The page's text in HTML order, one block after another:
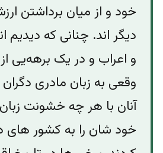
خود و از میان برداشتن
دیگر اند. چنانی که دیدیم
و اعراب و در یک برهه‌یی
وقعی به زبان مادری
آنان با هر چه خشونت
خود شان را به کشور های